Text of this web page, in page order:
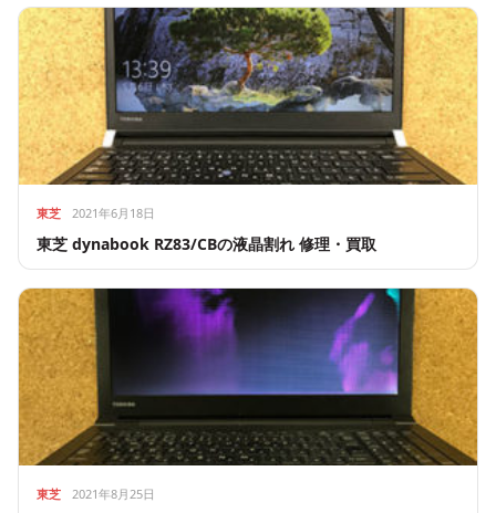
東芝 2021年6月18日
東芝 dynabook RZ83/CBの液晶割れ 修理・買取
東芝 2021年8月25日